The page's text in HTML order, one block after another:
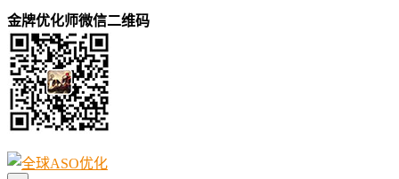
金牌优化师微信二维码